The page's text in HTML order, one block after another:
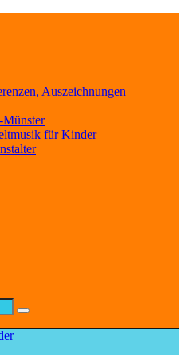
Auszeichnungen
für Kinder